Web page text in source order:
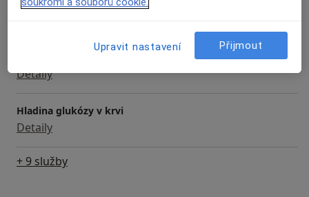
Ekg - elektrokardiografie
Detaily
Hladina glukózy v krvi
Detaily
+ 9 služby
Upravit nastavení Přijmout